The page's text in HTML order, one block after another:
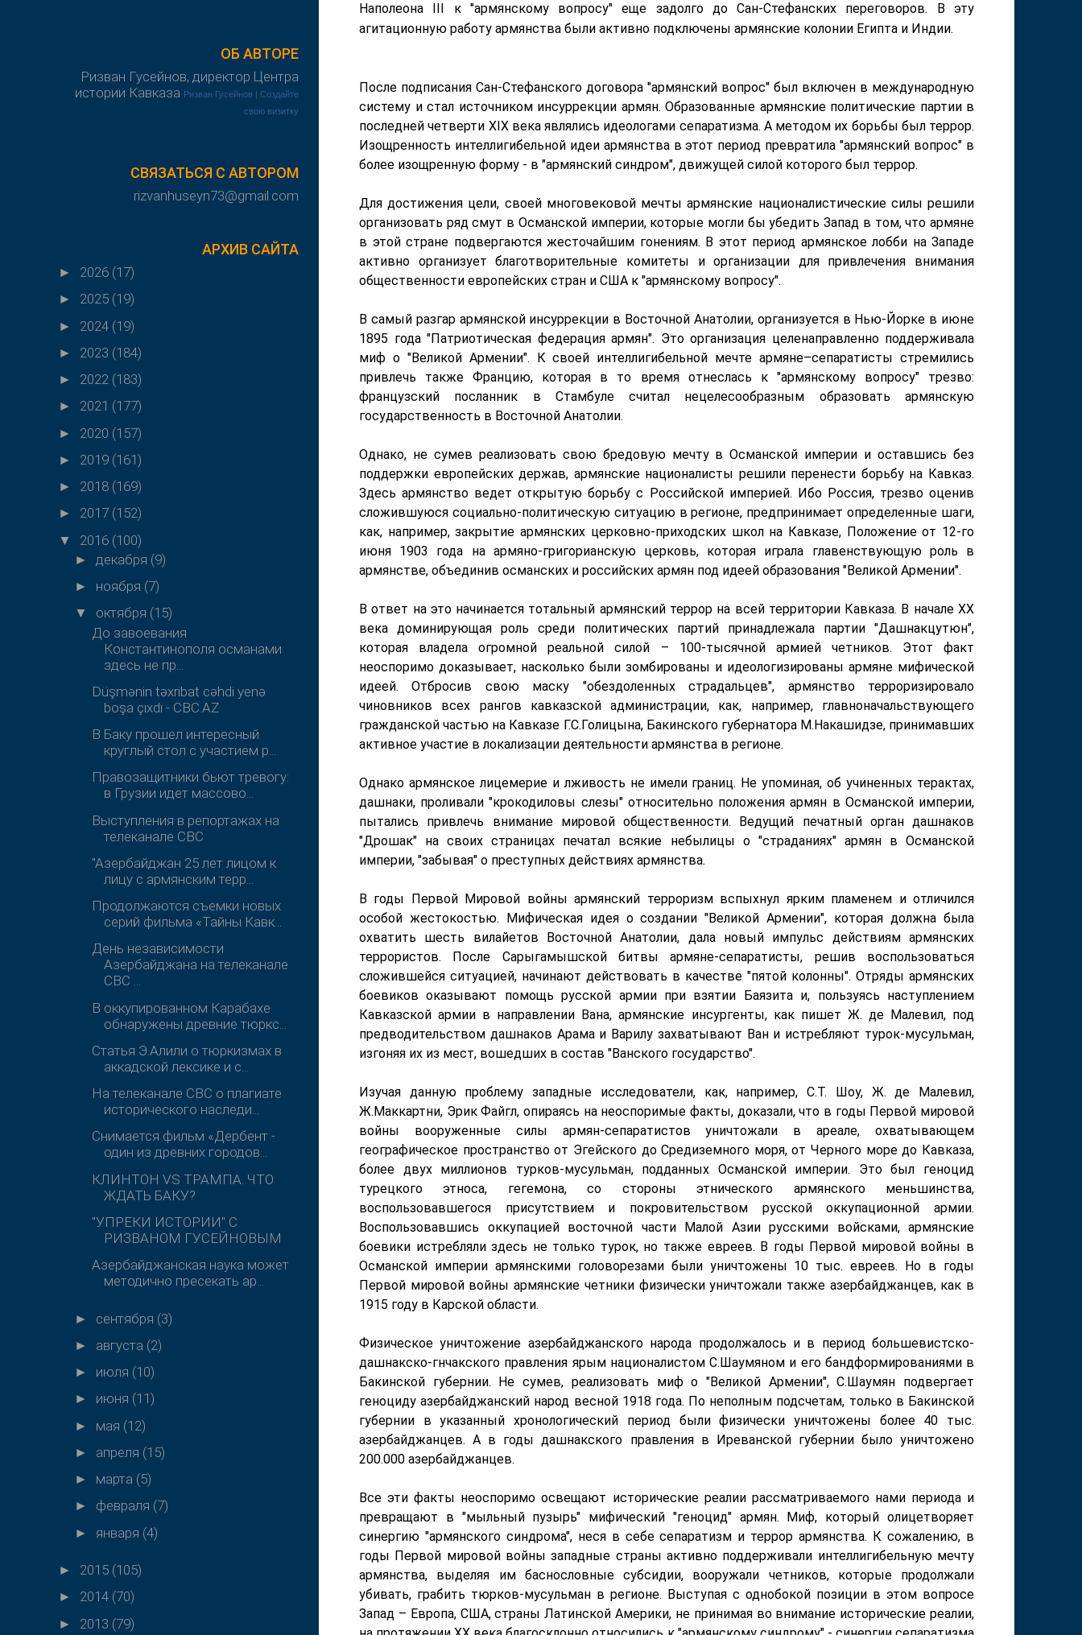
ОБ АВТОРЕ
Ризван Гусейнов, директор Центра
истории Кавказа Ризван Гусейнов | Создайте
свою визитку
СВЯЗАТЬСЯ С АВТОРОМ
rizvanhuseyn73@gmail.com
АРХИВ САЙТА
► 2026 (17)
► 2025 (19)
► 2024 (19)
► 2023 (184)
► 2022 (183)
► 2021 (177)
► 2020 (157)
► 2019 (161)
► 2018 (169)
► 2017 (152)
▼ 2016 (100)
►декабря (9)
► ноября (7)
▼ октября (15)
До завоевания
Константинополя османами
здесь не пр...
Düşmənin təxribat cəhdi yenə
boşa çıxdı - CBC.AZ
В Баку прошел интересный
круглый стол с участием р...
Правозащитники бьют тревогу:
в Грузии идет массово...
Выступления в репортажах на
телеканале СВС
"Азербайджан 25 лет лицом к
лицу с армянским терр...
Продолжаются съемки новых
серий фильма «Тайны Кавк...
День независимости
Азербайджана на телеканале
СВС ...
В оккупированном Карабахе
обнаружены древние тюркс...
Статья Э.Алили о тюркизмах в
аккадской лексике и с...
На телеканале СВС о плагиате
исторического наследи...
Снимается фильм «Дербент -
один из древних городов...
КЛИНТОН VS ТРАМПА. ЧТО
ЖДАТЬ БАКУ?
"УПРЕКИ ИСТОРИИ" С
РИЗВАНОМ ГУСЕЙНОВЫМ
Азербайджанская наука может
методично пресекать ар...
► сентября (3)
► августа (2)
► июля (10)
► июня (11)
► мая (12)
► апреля (15)
► марта (5)
► февраля (7)
► января (4)
► 2015 (105)
► 2014 (70)
► 2013 (79)
Наполеона III к "армянскому вопросу" еще задолго до Сан-Стефанских переговоров. В эту
агитационную работу армянства были активно подключены армянские колонии Египта и Индии.
После подписания Сан-Стефанского договора "армянский вопрос" был включен в международную
систему и стал источником инсуррекции армян. Образованные армянские политические партии в
последней четверти XIX века являлись идеологами сепаратизма. А методом их борьбы был террор.
Изощренность интеллигибельной идеи армянства в этот период превратила "армянский вопрос" в
более изощренную форму - в "армянский синдром", движущей силой которого был террор.
Для достижения цели, своей многовековой мечты армянские националистические силы решили
организовать ряд смут в Османской империи, которые могли бы убедить Запад в том, что армяне
в этой стране подвергаются жесточайшим гонениям. В этот период армянское лобби на Западе
активно организует благотворительные комитеты и организации для привлечения внимания
общественности европейских стран и США к "армянскому вопросу".
В самый разгар армянской инсуррекции в Восточной Анатолии, организуется в Нью-Йорке в июне
1895 года "Патриотическая федерация армян". Это организация целенаправленно поддерживала
миф о "Великой Армении". К своей интеллигибельной мечте армяне–сепаратисты стремились
привлечь также Францию, которая в то время отнеслась к "армянскому вопросу" трезво:
французский посланник в Стамбуле считал нецелесообразным образовать армянскую
государственность в Восточной Анатолии.
Однако, не сумев реализовать свою бредовую мечту в Османской империи и оставшись без
поддержки европейских держав, армянские националисты решили перенести борьбу на Кавказ.
Здесь армянство ведет открытую борьбу с Российской империей. Ибо Россия, трезво оценив
сложившуюся социально-политическую ситуацию в регионе, предпринимает определенные шаги,
как, например, закрытие армянских церковно-приходских школ на Кавказе, Положение от 12-го
июня 1903 года на армяно-григорианскую церковь, которая играла главенствующую роль в
армянстве, объединив османских и российских армян под идеей образования "Великой Армении".
В ответ на это начинается тотальный армянский террор на всей территории Кавказа. В начале ХХ
века доминирующая роль среди политических партий принадлежала партии "Дашнакцутюн",
которая владела огромной реальной силой – 100-тысячной армией четников. Этот факт
неоспоримо доказывает, насколько были зомбированы и идеологизированы армяне мифической
идеей. Отбросив свою маску "обездоленных страдальцев", армянство терроризировало
чиновников всех рангов кавказской администрации, как, например, главноначальствующего
гражданской частью на Кавказе Г.С.Голицына, Бакинского губернатора М.Накашидзе, принимавших
активное участие в локализации деятельности армянства в регионе.
Однако армянское лицемерие и лживость не имели границ. Не упоминая, об учиненных терактах,
дашнаки, проливали "крокодиловы слезы" относительно положения армян в Османской империи,
пытались привлечь внимание мировой общественности. Ведущий печатный орган дашнаков
"Дрошак" на своих страницах печатал всякие небылицы о "страданиях" армян в Османской
империи, "забывая" о преступных действиях армянства.
В годы Первой Мировой войны армянский терроризм вспыхнул ярким пламенем и отличился
особой жестокостью. Мифическая идея о создании "Великой Армении", которая должна была
охватить шесть вилайетов Восточной Анатолии, дала новый импульс действиям армянских
террористов. После Сарыгамышской битвы армяне-сепаратисты, решив воспользоваться
сложившейся ситуацией, начинают действовать в качестве "пятой колонны". Отряды армянских
боевиков оказывают помощь русской армии при взятии Баязита и, пользуясь наступлением
Кавказской армии в направлении Вана, армянские инсургенты, как пишет Ж. де Малевил, под
предводительством дашнаков Арама и Варилу захватывают Ван и истребляют турок-мусульман,
изгоняя их из мест, вошедших в состав "Ванского государство".
Изучая данную проблему западные исследователи, как, например, С.Т. Шоу, Ж. де Малевил,
Ж.Маккартни, Эрик Файгл, опираясь на неоспоримые факты, доказали, что в годы Первой мировой
войны вооруженные силы армян-сепаратистов уничтожали в ареале, охватывающем
географическое пространство от Эгейского до Средиземного моря, от Черного море до Кавказа,
более двух миллионов турков-мусульман, подданных Османской империи. Это был геноцид
турецкого этноса, гегемона, со стороны этнического армянского меньшинства,
воспользовавшегося присутствием и покровительством русской оккупационной армии.
Воспользовавшись оккупацией восточной части Малой Азии русскими войсками, армянские
боевики истребляли здесь не только турок, но также евреев. В годы Первой мировой войны в
Османской империи армянскими головорезами были уничтожены 10 тыс. евреев. Но в годы
Первой мировой войны армянские четники физически уничтожали также азербайджанцев, как в
1915 году в Карской области.
Физическое уничтожение азербайджанского народа продолжалось и в период большевистско-
дашнакско-гнчакского правления ярым националистом С.Шаумяном и его бандформированиями в
Бакинской губернии. Не сумев, реализовать миф о "Великой Армении", С.Шаумян подвергает
геноциду азербайджанский народ весной 1918 года. По неполным подсчетам, только в Бакинской
губернии в указанный хронологический период были физически уничтожены более 40 тыс.
азербайджанцев. А в годы дашнакского правления в Иреванской губернии было уничтожено
200.000 азербайджанцев.
Все эти факты неоспоримо освещают исторические реалии рассматриваемого нами периода и
превращают в "мыльный пузырь" мифический "геноцид" армян. Миф, который олицетворяет
синергию "армянского синдрома", неся в себе сепаратизм и террор армянства. К сожалению, в
годы Первой мировой войны западные страны активно поддерживали интеллигибельную мечту
армянства, выделяя им баснословные субсидии, вооружали четников, которые продолжали
убивать, грабить тюрков-мусульман в регионе. Выступая с однобокой позиции в этом вопросе
Запад – Европа, США, страны Латинской Америки, не принимая во внимание исторические реалии,